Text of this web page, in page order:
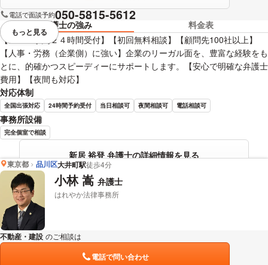
電話で面談予約050-5815-5612
弁護士の強み
料金表
【メール予約２４時間受付】【初回無料相談】【顧問先100社以上】
【人事・労務（企業側）に強い】企業のリーガル面を、豊富な経験をも
とに、的確かつスピーディーにサポートします。【安心で明確な弁護士
費用】【夜間も対応】
対応体制
全国出張対応 24時間予約受付 当日相談可 夜間相談可 電話相談可
事務所設備
完全個室で相談
新居 裕登 弁護士の詳細情報を見る
視覚的に省略されている要素を
もっと見る
東京都 品川区大井町駅徒歩4分
小林 嵩 弁護士
はれやか法律事務所
不動産・建設 のご相談は
電話で問い合わせ